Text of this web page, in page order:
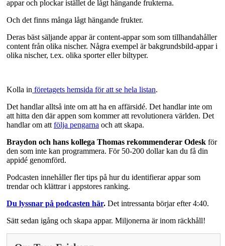
appar och plockar istället de lågt hängande frukterna.
Och det finns många lågt hängande frukter.
Deras bäst säljande appar är content-appar som som tillhandahåller
content från olika nischer. Några exempel är bakgrundsbild-appar i
olika nischer, t.ex. olika sporter eller biltyper.
Kolla in företagets hemsida för att se hela listan.
Det handlar alltså inte om att ha en affärsidé. Det handlar inte om
att hitta den där appen som kommer att revolutionera världen. Det
handlar om att följa pengarna och att skapa.
Braydon och hans kollega Thomas rekommenderar Odesk för
den som inte kan programmera. För 50-200 dollar kan du få din
appidé genomförd.
Podcasten innehåller fler tips på hur du identifierar appar som
trendar och klättrar i appstores ranking.
Du lyssnar på podcasten här. Det intressanta börjar efter 4:40.
Sätt sedan igång och skapa appar. Miljonerna är inom räckhåll!